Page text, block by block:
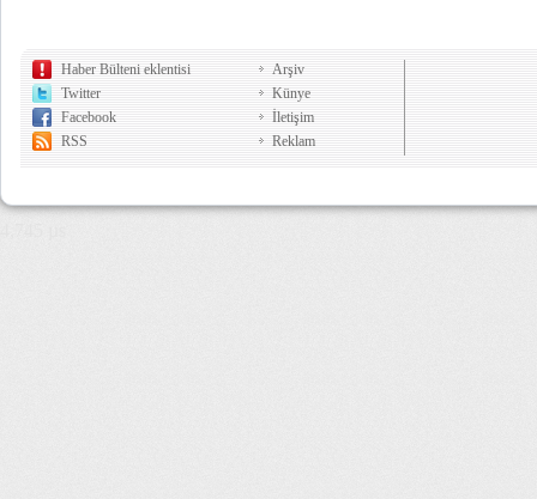
Haber Bülteni eklentisi
Twitter
Facebook
RSS
Arşiv
Künye
İletişim
Reklam